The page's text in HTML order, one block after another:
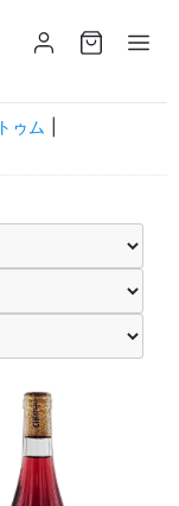
ゥム